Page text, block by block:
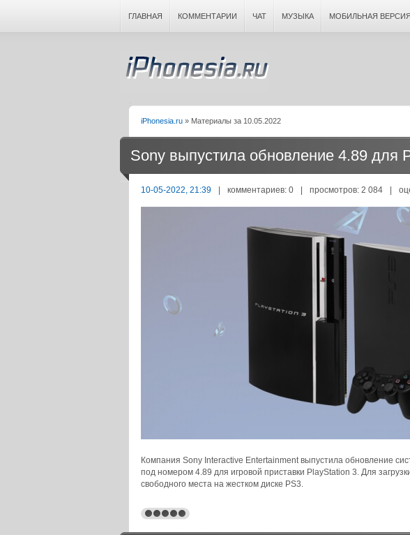
ГЛАВНАЯ КОММЕНТАРИИ ЧАТ МУЗЫКА МОБИЛЬНАЯ ВЕРСИЯ
iPhonesia.ru » Материалы за 10.05.2022
Sony выпустила обновление 4.89 для
10-05-2022, 21:39 | комментариев: 0 | просмотров: 2 084 |
Компания Sony Interactive Entertainment выпустила обновление
под номером 4.89 для игровой приставки PlayStation 3. Для
свободного места на жестком диске PS3.